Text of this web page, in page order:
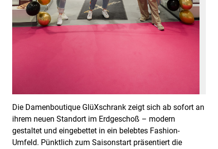
Die Damenboutique GlüXschrank zeigt sich ab sofort an
ihrem neuen Standort im Erdgeschoß – modern
gestaltet und eingebettet in ein belebtes Fashion-
Umfeld. Pünktlich zum Saisonstart präsentiert die